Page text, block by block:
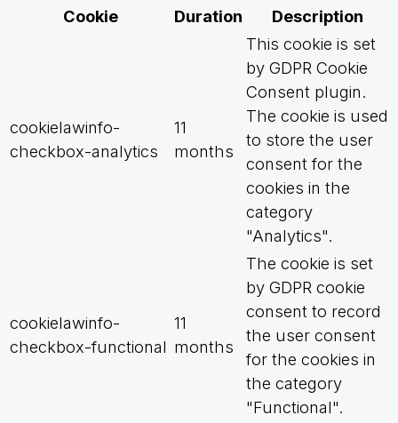
Cookie
Duration Description
cookielawinfo-
checkbox-analytics
11
months
This cookie is set
by GDPR Cookie
Consent plugin.
The cookie is used
to store the user
consent for the
cookies in the
category
"Analytics".
cookielawinfo-
checkbox-functional
11
months
The cookie is set
by GDPR cookie
consent to record
the user consent
for the cookies in
the category
"Functional".